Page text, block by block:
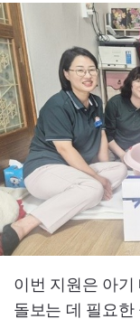
이번 지원은 아기
돌보는 데 필요